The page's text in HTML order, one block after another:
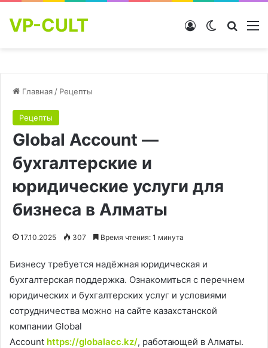
VP-CULT Switch skin
Войти
Главная / Рецепты
Рецепты
Global Account —
бухгалтерские и
юридические услуги для
бизнеса в Алматы
17.10.2025 307 Время чтения: 1 минута
Бизнесу требуется надёжная юридическая и
бухгалтерская поддержка. Ознакомиться с перечнем
юридических и бухгалтерских услуг и условиями
сотрудничества можно на сайте казахстанской
компании Global
Account https://globalacc.kz/, работающей в Алматы.